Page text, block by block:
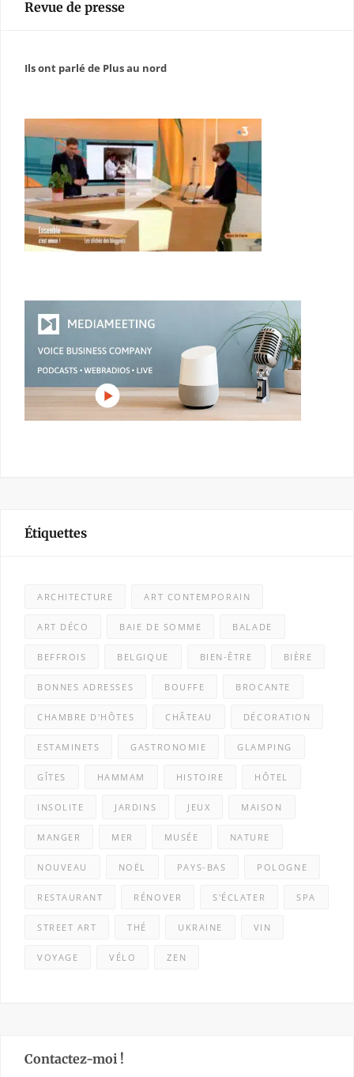
Revue de presse
Ils ont parlé de Plus au nord
Étiquettes
ARCHITECTURE ART CONTEMPORAIN
ART DÉCO BAIE DE SOMME BALADE
BEFFROIS BELGIQUE BIEN-ÊTRE BIÈRE
BONNES ADRESSES BOUFFE BROCANTE
CHAMBRE D'HÔTES CHÂTEAU DÉCORATION
ESTAMINETS GASTRONOMIE GLAMPING
GÎTES HAMMAM HISTOIRE HÔTEL
INSOLITE JARDINS JEUX MAISON
MANGER MER MUSÉE NATURE
NOUVEAU NOËL PAYS-BAS POLOGNE
RESTAURANT RÉNOVER S'ÉCLATER SPA
STREET ART THÉ UKRAINE VIN
VOYAGE VÉLO ZEN
Contactez-moi !